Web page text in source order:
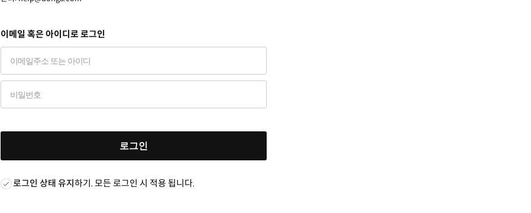
이메일 혹은 아이디로 로그인
로그인
로그인 상태 유지하기. 모든 로그인 시 적용 됩니다.